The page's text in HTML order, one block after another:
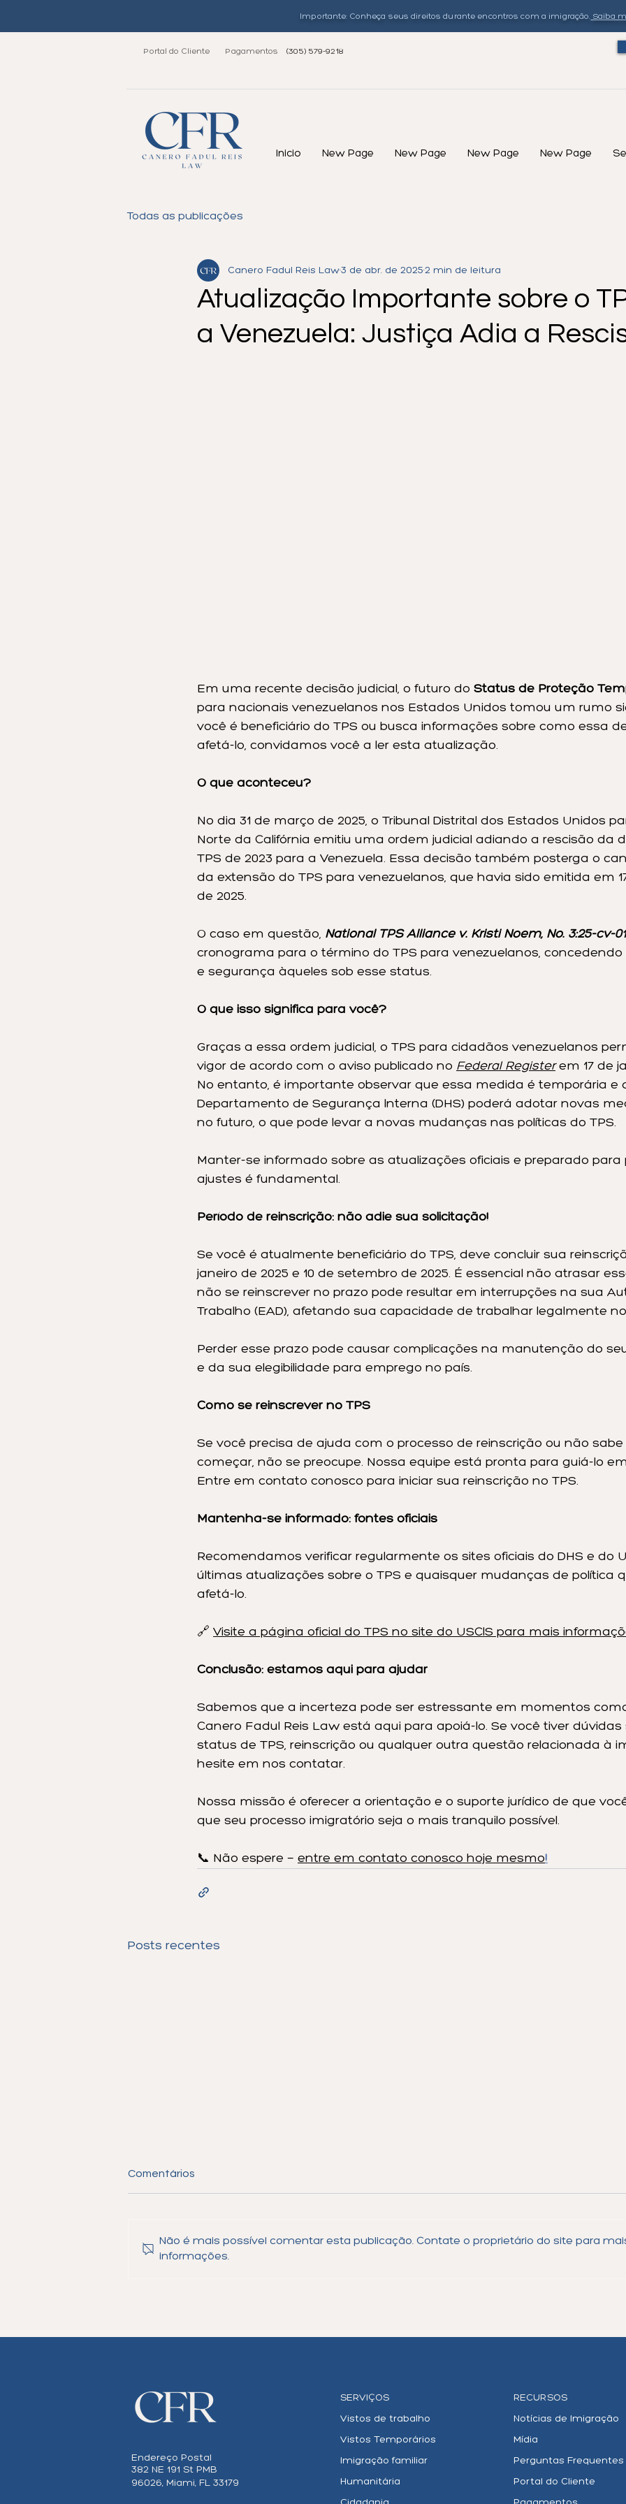
Importante: Conheça seus direitos durante encontros com a imigração. Saiba
Pagamentos (305) 579-9218
Portal do Cliente
Inicio New Page New Page New Page New Page
Todas as publicações
Atualização Importante sobre o
a Venezuela: Justiça Adia a
Canero Fadul Reis Law3 de abr. de 2025 2 min de leitura
Em uma recente decisão judicial, o futuro do Status de Proteção
para nacionais venezuelanos nos Estados Unidos tomou um rumo
você é beneficiário do TPS ou busca informações sobre como essa
afetá-lo, convidamos você a ler esta atualização.
O que aconteceu?
No dia 31 de março de 2025, o Tribunal Distrital dos Estados Unidos
Norte da Califórnia emitiu uma ordem judicial adiando a rescisão da
TPS de 2023 para a Venezuela. Essa decisão também posterga o
da extensão do TPS para venezuelanos, que havia sido emitida em
de 2025.
O caso em questão, National TPS Alliance v. Kristi Noem, No. 3:25-cv-
cronograma para o término do TPS para venezuelanos,
e segurança àqueles sob esse status.
O que isso significa para você?
Graças a essa ordem judicial, o TPS para cidadãos venezuelanos
vigor de acordo com o aviso publicado no Federal Register em 17 de
No entanto, é importante observar que essa medida é temporária e
Departamento de Segurança Interna (DHS) poderá adotar novas
no futuro, o que pode levar a novas mudanças nas políticas do TPS.
Manter-se informado sobre as atualizações oficiais e preparado para
ajustes é fundamental.
Período de reinscrição: não adie sua solicitação!
Se você é atualmente beneficiário do TPS, deve concluir sua
janeiro de 2025 e 10 de setembro de 2025. É essencial não atrasar
não se reinscrever no prazo pode resultar em interrupções na sua
Trabalho (EAD), afetando sua capacidade de trabalhar legalmente
Perder esse prazo pode causar complicações na manutenção do
e da sua elegibilidade para emprego no país.
Como se reinscrever no TPS
Se você precisa de ajuda com o processo de reinscrição ou não
começar, não se preocupe. Nossa equipe está pronta para guiá-lo
Entre em contato conosco para iniciar sua reinscrição no TPS.
Mantenha-se informado: fontes oficiais
Recomendamos verificar regularmente os sites oficiais do DHS e do
últimas atualizações sobre o TPS e quaisquer mudanças de política
afetá-lo.
🔗 Visite a página oficial do TPS no site do USCIS para mais
Conclusão: estamos aqui para ajudar
Sabemos que a incerteza pode ser estressante em momentos
Canero Fadul Reis Law está aqui para apoiá-lo. Se você tiver dúvidas
status de TPS, reinscrição ou qualquer outra questão relacionada à
hesite em nos contatar.
Nossa missão é oferecer a orientação e o suporte jurídico de que
que seu processo imigratório seja o mais tranquilo possível.
📞 Não espere — entre em contato conosco hoje mesmo!
Posts recentes
Comentários
Não é mais possível comentar esta publicação. Contate o proprietário do site para
informações.
Endereço Postal
382 NE 191 St PMB
96026, Miami, FL 33179
SERVIÇOS
Vistos de trabalho
Vistos Temporários
Imigração familiar
Humanitária
RECURSOS
Notícias de Imigração
Mídia
Perguntas Frequentes
Portal do Cliente